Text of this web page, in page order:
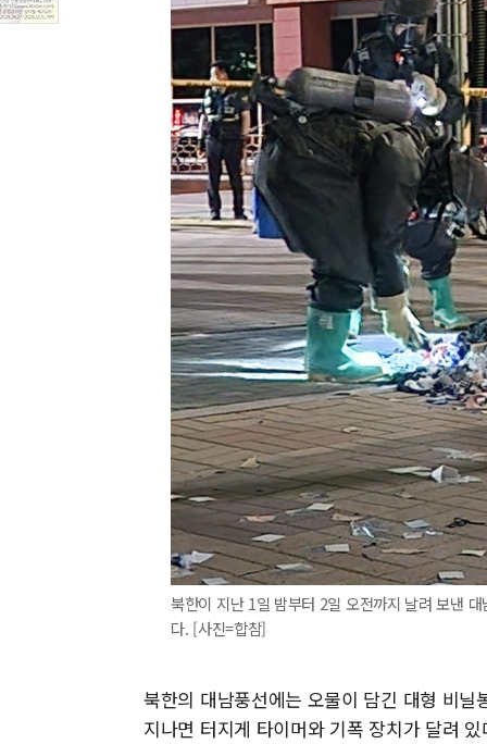
북한이 지난 1일 밤부터 2일 오전까지 날려 보낸
다. [사진=합참]
북한의 대남풍선에는 오물이 담긴 대형 비
지나면 터지게 타이머와 기폭 장치가 달려 있